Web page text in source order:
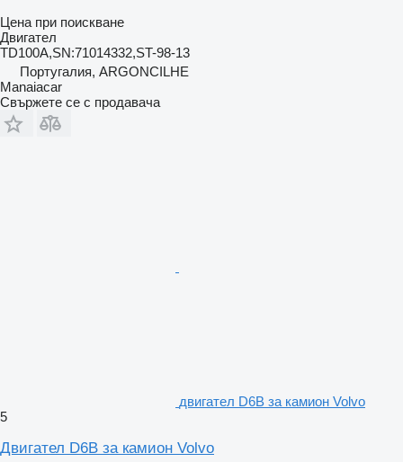
Цена при поискване
Двигател
TD100A,SN:71014332,ST-98-13
Португалия, ARGONCILHE
Manaiacar
Свържете се с продавача
двигател D6B за камион Volvo
5
Двигател D6B за камион Volvo